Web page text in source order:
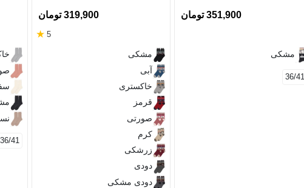
351,900 تومان
مشکی
36/41
319,900 تومان
5
★
مشکی
آبی
خاکستری
قرمز
صورتی
کرم
زرشکی
دودی
دودی مشکی
36/41